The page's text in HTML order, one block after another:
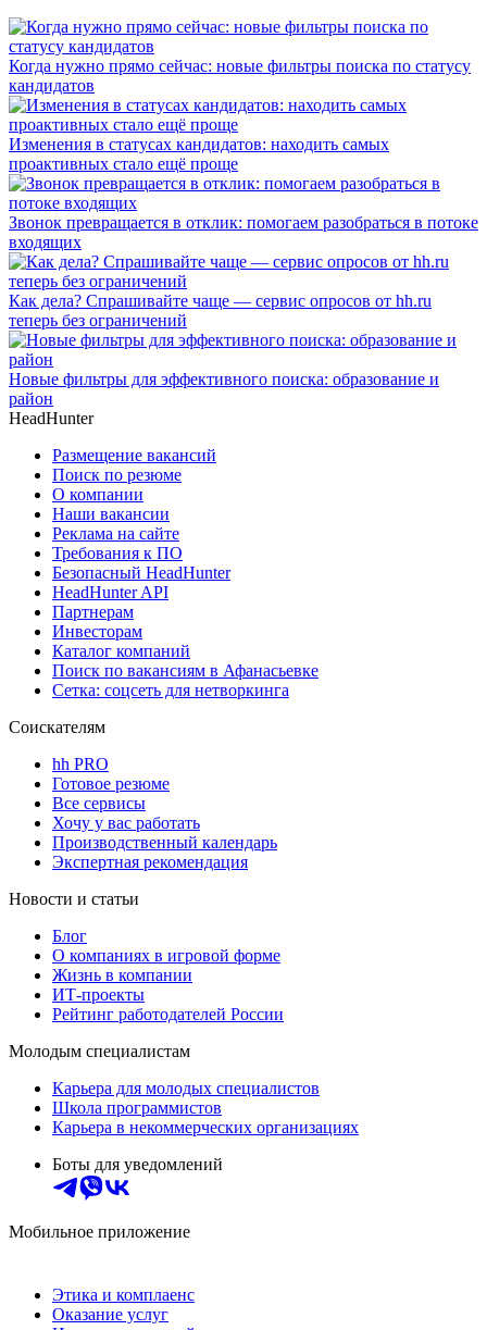
Когда нужно прямо сейчас: новые фильтры поиска по статусу
кандидатов
Изменения в статусах кандидатов: находить самых
проактивных стало ещё проще
Звонок превращается в отклик: помогаем разобраться в потоке
входящих
Как дела? Спрашивайте чаще — сервис опросов от hh.ru
теперь без ограничений
Новые фильтры для эффективного поиска: образование и
район
HeadHunter
Размещение вакансий
Поиск по резюме
О компании
Наши вакансии
Реклама на сайте
Требования к ПО
Безопасный HeadHunter
HeadHunter API
Партнерам
Инвесторам
Каталог компаний
Поиск по вакансиям в Афанасьевке
Сетка: соцсеть для нетворкинга
Соискателям
hh PRO
Готовое резюме
Все сервисы
Хочу у вас работать
Производственный календарь
Экспертная рекомендация
Новости и статьи
Блог
О компаниях в игровой форме
Жизнь в компании
ИТ-проекты
Рейтинг работодателей России
Молодым специалистам
Карьера для молодых специалистов
Школа программистов
Карьера в некоммерческих организациях
Боты для уведомлений
Мобильное приложение
Этика и комплаенс
Оказание услуг